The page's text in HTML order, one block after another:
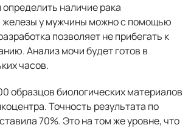
наличие рака
железы у мужчины можно с помощью
позволяет не прибегать к
Анализ мочи будет готов в
часов.
образцов биологических материалов
Точность результата по
70%. Это на том же уровне, что